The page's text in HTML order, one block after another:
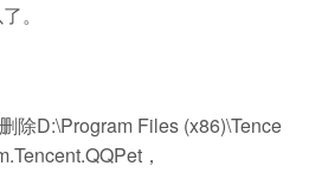
。
除D:\Program Files (x86)\Tence
，